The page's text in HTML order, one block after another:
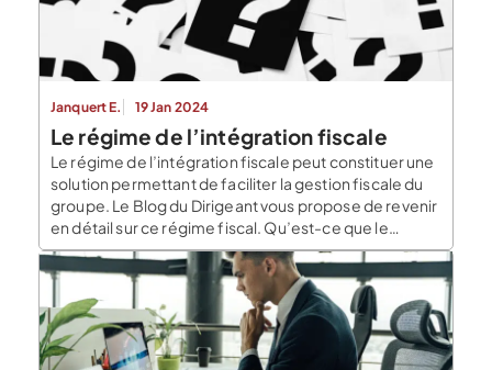
Janquert E. 19 Jan 2024
Le régime de l’intégration fiscale
Le régime de l’intégration fiscale peut constituer une
solution permettant de faciliter la gestion fiscale du
groupe. Le Blog du Dirigeant vous propose de revenir
en détail sur ce régime fiscal. Qu’est-ce que le
régime de l’intégration fiscale ? Un groupe de
sociétés est composé d’une société mère et de
filiales. Chaque entité est en principe redevable de
[…]